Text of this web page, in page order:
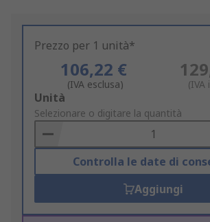
Prezzo per 1 unità*
106,22 €
(IVA esclusa) (IVA
Add
to
Basket
Unità
Selezionare o digitare la quantità
Controlla le date di
Aggiungi